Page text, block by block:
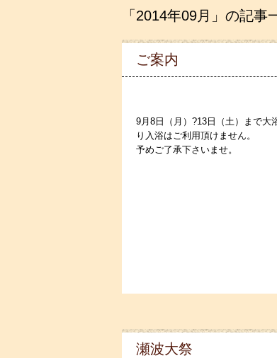
「2014年09月」の記事
ご案内
9月8日（月）?13日（土）まで大
り入浴はご利用頂けません。
予めご了承下さいませ。
瀬波大祭